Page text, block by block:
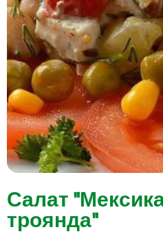
Салат
троянда"